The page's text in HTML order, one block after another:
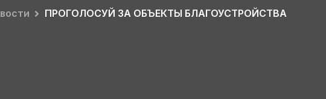
ПРОГОЛОСУЙ ЗА ОБЪЕКТЫ БЛАГОУСТРОЙСТВА